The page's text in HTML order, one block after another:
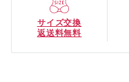
サイズ交換
返送料無料